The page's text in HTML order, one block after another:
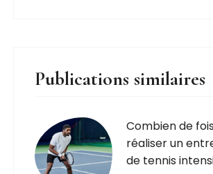
Publications similaires
Combien de
réaliser un
de tennis